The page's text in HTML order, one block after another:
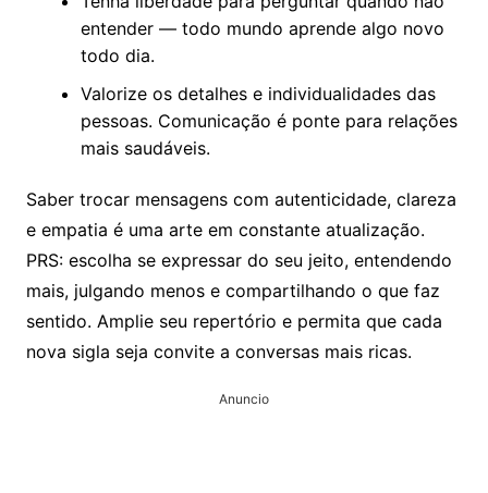
entender — todo mundo aprende algo novo
todo dia.
Valorize os detalhes e individualidades das
pessoas. Comunicação é ponte para relações
mais saudáveis.
Saber trocar mensagens com autenticidade, clareza
e empatia é uma arte em constante atualização.
PRS: escolha se expressar do seu jeito, entendendo
mais, julgando menos e compartilhando o que faz
sentido. Amplie seu repertório e permita que cada
nova sigla seja convite a conversas mais ricas.
Anuncio